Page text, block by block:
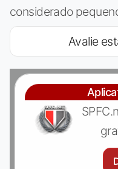
considerado
Avalie